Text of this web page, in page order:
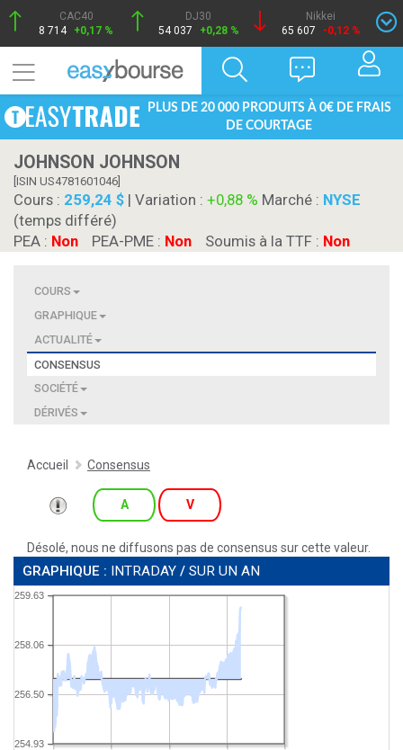
CAC40
8 714 +0,17 %
DJ30
54 037
+0,28 %
Nikkei
65 607
-0,12 %
PLUS DE 20 000 PRODUITS À 0€ DE FRAIS
DE COURTAGE
JOHNSON JOHNSON
[ISIN US4781601046]
Cours : 259,24 $ | Variation : +0,88 % Marché : NYSE
(temps différé)
PEA : Non PEA-PME : Non Soumis à la TTF : Non
COURS
GRAPHIQUE
ACTUALITÉ
CONSENSUS
SOCIÉTÉ
DÉRIVÉS
Accueil Consensus
A V
Désolé, nous ne diffusons pas de consensus sur cette valeur.
GRAPHIQUE : INTRADAY / SUR UN AN
254.93
256.50
258.06
259.63